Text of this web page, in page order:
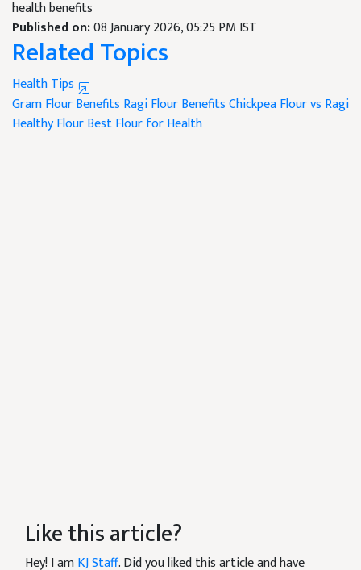
health benefits
Published on:08 January 2026, 05:25 PM IST
Related Topics
Health Tips
Gram Flour Benefits Ragi Flour BenefitsChickpea Flour vs Ragi
Healthy FlourBest Flour for Health
Like this article?
Hey! I amKJ Staff. Did you liked this article and have